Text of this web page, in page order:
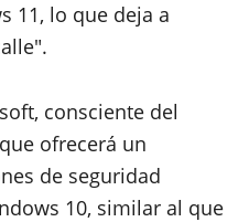
11, lo que deja a
consciente del
ofrecerá un
de seguridad
10, similar al que